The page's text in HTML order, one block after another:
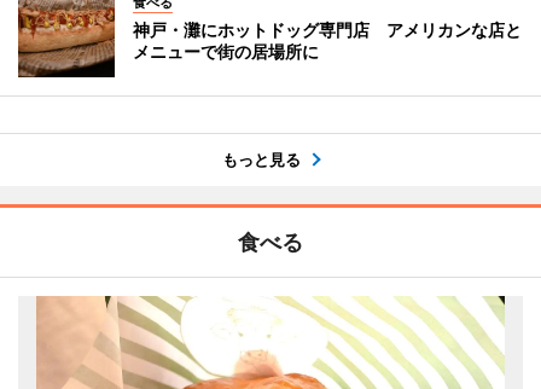
神戸・灘にホットドッグ専門店 アメリカンな店と
メニューで街の居場所に
もっと見る
食べる